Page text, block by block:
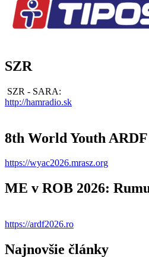
SZR
SZR - SARA:
http://hamradio.sk
8th World Youth
https://wyac2026.mrasz.org
ME v ROB 2026:
https://ardf2026.ro
Najnovšie články